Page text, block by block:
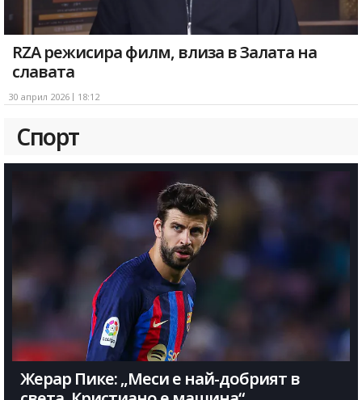
RZA режисира филм, влиза в Залата на
славата
30 април 2026 18:12
Спорт
Жерар Пике: „Меси е най-добрият в